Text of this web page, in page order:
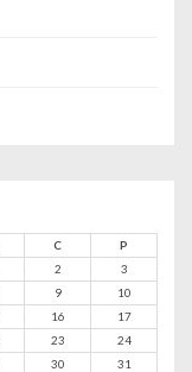
C P
2
3
9
10
16
17
23
24
30 31